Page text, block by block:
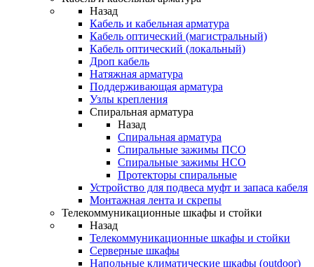
Назад
Кабель и кабельная арматура
Кабель оптический (магистральный)
Кабель оптический (локальный)
Дроп кабель
Натяжная арматура
Поддерживающая арматура
Узлы крепления
Спиральная арматура
Назад
Спиральная арматура
Спиральные зажимы ПСО
Спиральные зажимы НСО
Протекторы спиральные
Устройство для подвеса муфт и запаса кабеля
Монтажная лента и скрепы
Телекоммуникационные шкафы и стойки
Назад
Телекоммуникационные шкафы и стойки
Серверные шкафы
Напольные климатические шкафы (outdoor)